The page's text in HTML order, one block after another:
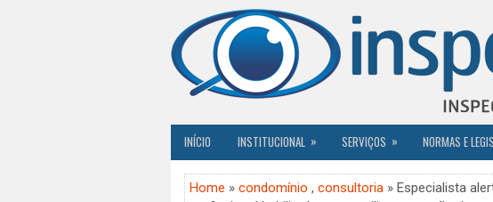
INÍCIO INSTITUCIONAL » SERVIÇOS » NORMAS E
Home » condomínio , consultoria » Especialista